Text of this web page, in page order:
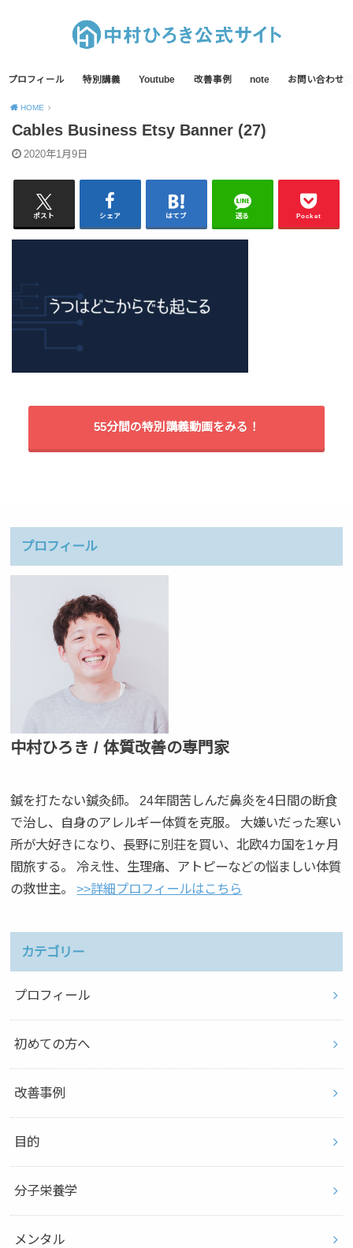
プロフィール 特別講義 Youtube 改善事例 note お問い合わせ
HOME
Cables Business Etsy Banner (27)
2020年1月9日
ポスト シェア はてブ 送る Pocket
55分間の特別講義動画をみる！
プロフィール
中村ひろき / 体質改善の専門家
鍼を打たない鍼灸師。 24年間苦しんだ鼻炎を4日間の断食
で治し、自身のアレルギー体質を克服。 大嫌いだった寒い
所が大好きになり、長野に別荘を買い、北欧4カ国を1ヶ月
間旅する。 冷え性、生理痛、アトピーなどの悩ましい体質
の救世主。>>詳細プロフィールはこちら
カテゴリー
プロフィール
初めての方へ
改善事例
目的
分子栄養学
メンタル